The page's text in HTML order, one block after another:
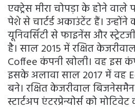
एक्ट्रेस मीरा चोपड़ा के होने वाले
पेशे से चार्टर्ड अकाउंटेंट हैं।
यूनिवर्सिटी से फाइनेंस और
है। साल 2015 में रक्षित
Coffee कंपनी खोली। वह इस
इसके अलावा साल 2017 में वह
बने। रक्षित केजरीवाल
स्टार्टअप एंटरप्रेन्योर्स को